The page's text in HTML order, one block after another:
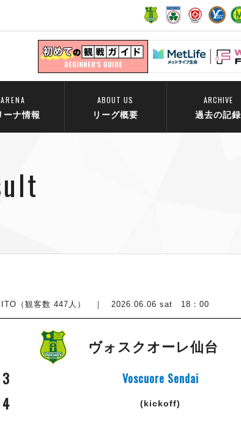
ARENA
ーナ情報
ABOUT US
リーグ概要
ARCHIVE
過去の記録
（観客数 447人） ｜ 2026.06.06 sat 18：00
ヴォスクオーレ仙台
3 Voscuore Sendai
4 (kickoff)